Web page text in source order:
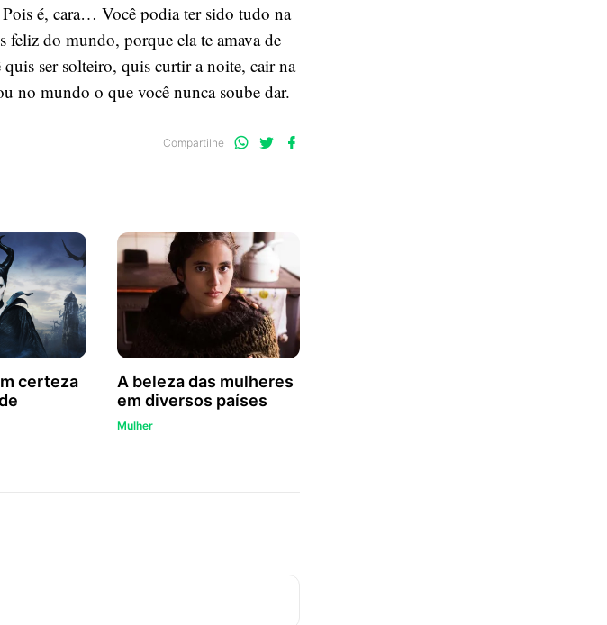
é, cara… Você podia ter sido tudo na
feliz do mundo, porque ela te amava de
ser solteiro, quis curtir a noite, cair na
no mundo o que você nunca soube dar.
Compartilhe
Compartilhe
Compartilhe
certeza
A beleza das mulheres
em diversos países
Mulher